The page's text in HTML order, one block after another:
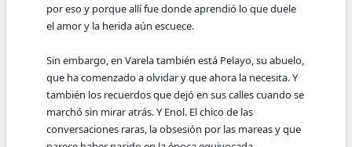
por eso y porque allí fue donde aprendió lo que duele
el amor y la herida aún escuece.
Sin embargo, en Varela también está Pelayo, su abuelo,
que ha comenzado a olvidar y que ahora la necesita. Y
también los recuerdos que dejó en sus calles cuando se
marchó sin mirar atrás. Y Enol. El chico de las
conversaciones raras, la obsesión por las mareas y que